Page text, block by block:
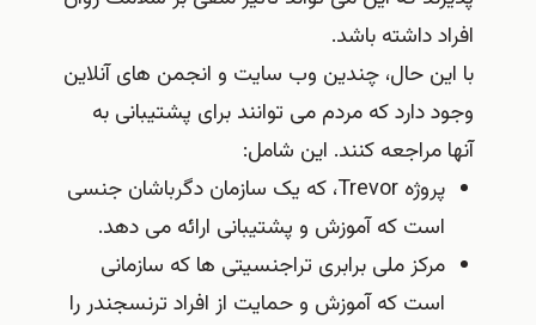
افراد داشته باشد.
با این حال، چندین وب سایت و انجمن های آنلاین
وجود دارد که مردم می توانند برای پشتیبانی به
آنها مراجعه کنند. این شامل:
پروژه Trevor، که یک سازمان دگرباشان جنسی
است که آموزش و پشتیبانی ارائه می دهد.
مرکز ملی برابری تراجنسیتی ها که سازمانی
است که آموزش و حمایت از افراد ترنسجندر را